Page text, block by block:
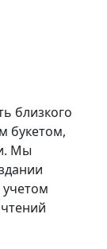
близкого
букетом,
Мы